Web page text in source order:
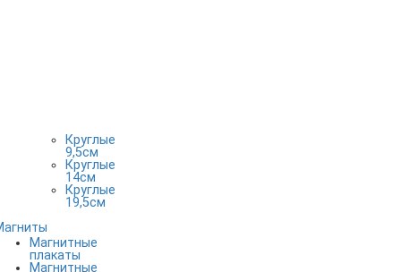
Круглые
9,5см
Круглые
14см
Круглые
19,5см
Магнитные
плакаты
Магнитные